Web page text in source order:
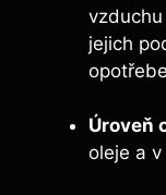
jejich
Úroveň
oleje a